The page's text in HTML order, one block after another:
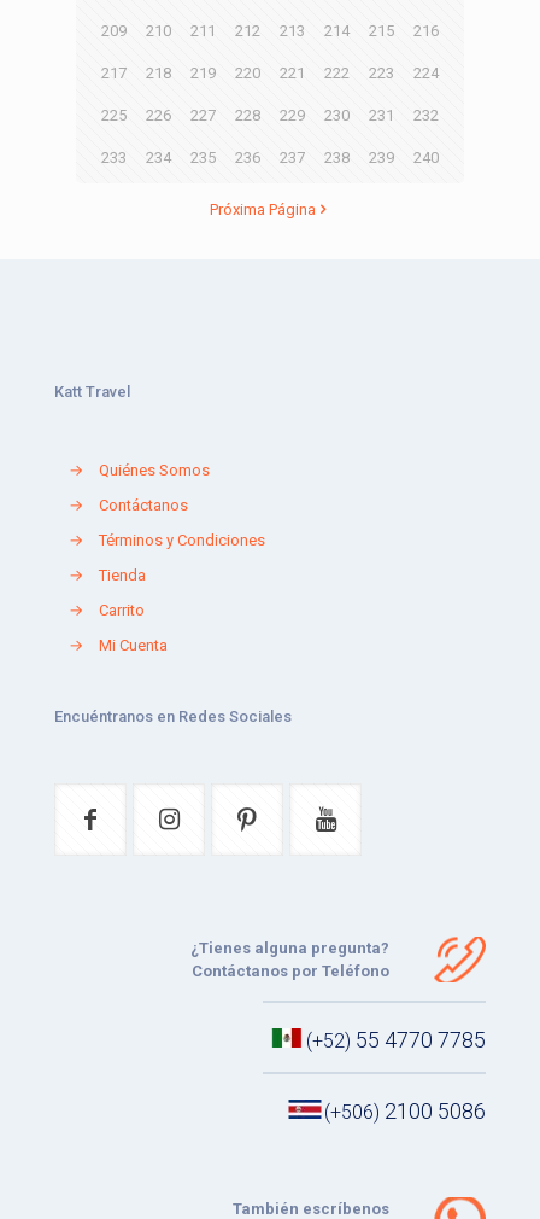
209 210 211 212 213 214 215 216
217 218 219 220 221 222 223 224
225 226 227 228 229 230 231 232
233 234 235 236 237 238 239 240
Próxima Página
Katt Travel
→
Quiénes Somos
→
Contáctanos
→
Términos y Condiciones
→
Tienda
→
Carrito
→
Mi Cuenta
Encuéntranos en Redes Sociales
¿Tienes alguna pregunta?
Contáctanos por Teléfono
(+52) 55 4770 7785
(+506) 2100 5086
También escríbenos